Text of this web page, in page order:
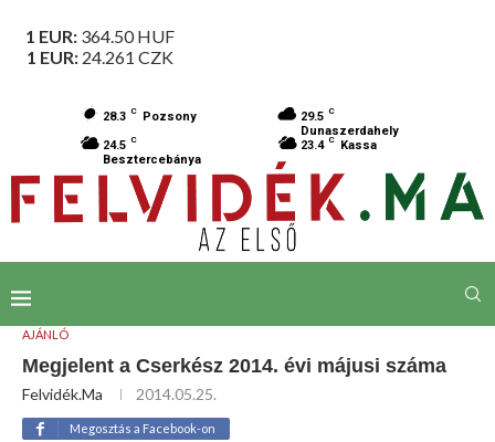
1 EUR: 364.50HUF
1 EUR: 24.261 CZK
28.3 C Pozsony 29.5 C
Dunaszerdahely
24.5 C
Besztercebánya
23.4 C Kassa
AJÁNLÓ
Megjelent a Cserkész 2014. évi májusi száma
Felvidék.ma 2014.05.25.
Megosztás a Facebook-on